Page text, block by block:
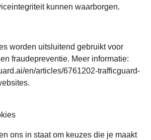
kunnen waarborgen.
worden uitsluitend gebruikt voor
fraudepreventie. Meer informatie:
en/articles/6761202-trafficguard-
ons in staat om keuzes die je maakt